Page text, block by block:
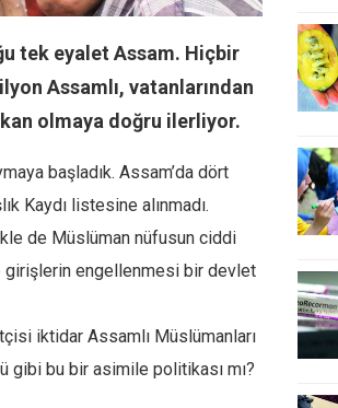
tek eyalet Assam. Hiçbir
Assamlı, vatanlarından
olmaya doğru ilerliyor.
başladık. Assam’da dört
Kaydı listesine alınmadı.
de Müslüman nüfusun ciddi
girişlerin engellenmesi bir devlet
iktidar Assamlı Müslümanları
gibi bu bir asimile politikası mı?